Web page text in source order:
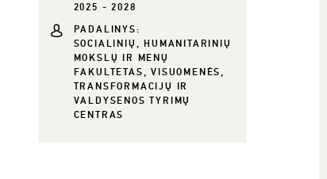
2025 - 2028
PADALINYS:
SOCIALINIŲ, HUMANITARINIŲ
MOKSLŲ IR MENŲ
FAKULTETAS, VISUOMENĖS,
TRANSFORMACIJŲ IR
VALDYSENOS TYRIMŲ
CENTRAS